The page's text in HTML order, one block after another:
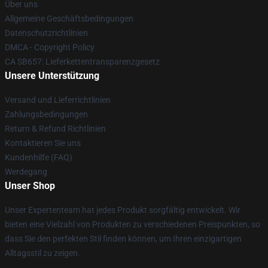
Über uns
Allgemeine Geschäftsbedingungen
Datenschutzrichtlinien
DMCA - Copyright Policy
CA SB657: Lieferkettentransparenzgesetz
Unsere Unterstützung
Versand und Lieferrichtlinien
Zahlungsbedingungen
Return & Refund Richtlinien
Kontaktieren Sie uns
Kundenhilfe (FAQ)
Werdegang
Unser Shop
Unser Expertenteam hat jedes Produkt sorgfältig entwickelt. Wir
bieten eine Vielzahl von Produkten zu verschiedenen Preispunkten, so
dass Sie den perfekten Stil finden können, um Ihren einzigartigen
Alltagsstil zu zeigen.